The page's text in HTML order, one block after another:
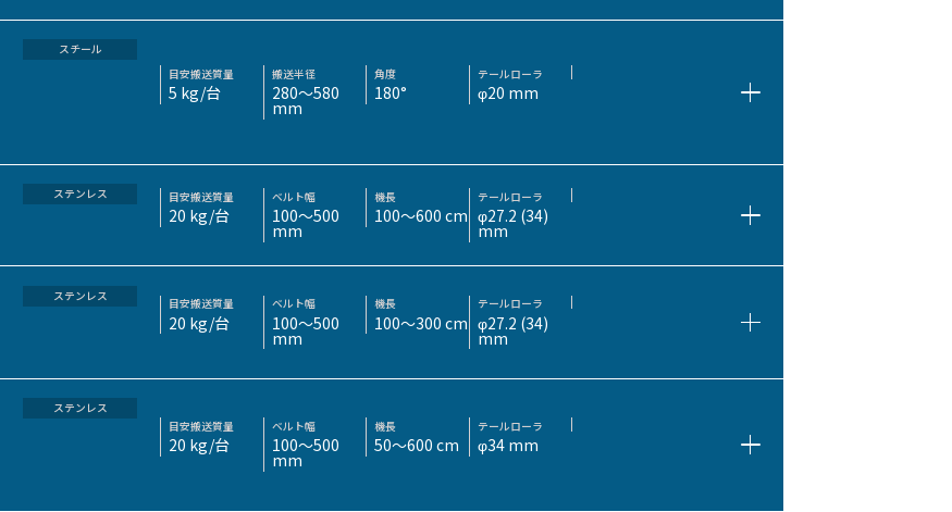
スチール
目安搬送質量
5 kg/台
搬送半径
280～580
mm
角度
180°
テールローラ
φ20 mm
ステンレス
目安搬送質量
20 kg/台
ベルト幅
100～500
mm
機長
100～600 cm
テールローラ
φ27.2 (34)
mm
ステンレス
目安搬送質量
20 kg/台
ベルト幅
100～500
mm
機長
100～300 cm
テールローラ
φ27.2 (34)
mm
ステンレス
目安搬送質量
20 kg/台
ベルト幅
100～500
mm
機長
50～600 cm
テールローラ
φ34 mm